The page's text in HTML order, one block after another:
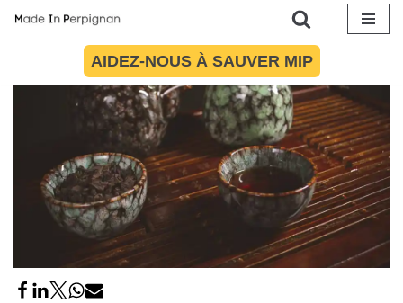
AIDEZ-NOUS À SAUVER MIP